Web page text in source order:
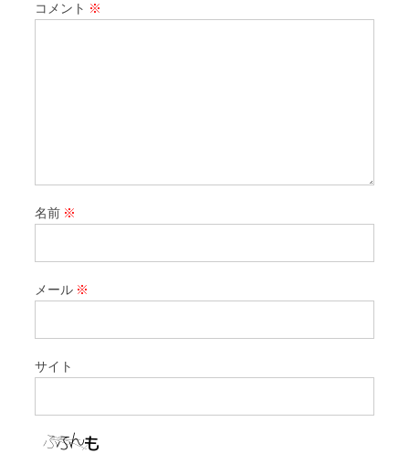
コメント ※
名前 ※
メール ※
サイト